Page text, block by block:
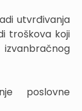
utvrđivanja
troškova koji
poslovne